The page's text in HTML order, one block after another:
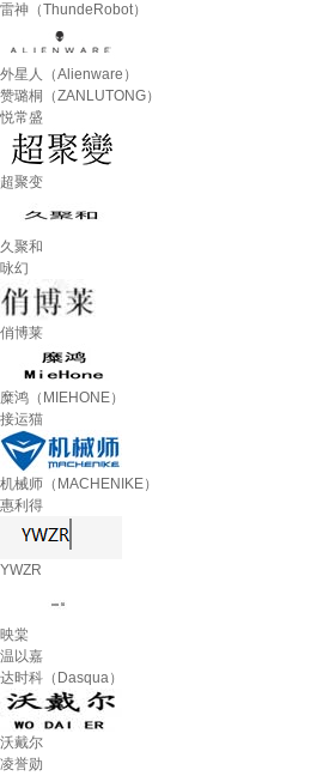
雷神（ThundeRobot）
外星人（Alienware）
赞璐桐（ZANLUTONG）
悦常盛
超聚变
久聚和
咏幻
俏博莱
糜鸿（MIEHONE）
接运猫
机械师（MACHENIKE）
惠利得
YWZR
映棠
温以嘉
达时科（Dasqua）
沃戴尔
凌誉勋